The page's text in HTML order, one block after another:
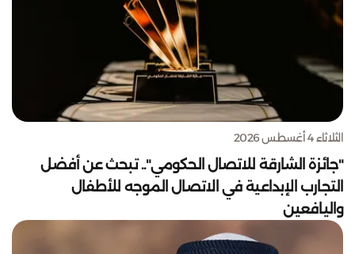
الثلاثاء 4 أغسطس 2026
"جائزة الشارقة للاتصال الحكومي".. تبحث عن أفضل
التجارب الإبداعية في الاتصال الموجه للأطفال
واليافعين